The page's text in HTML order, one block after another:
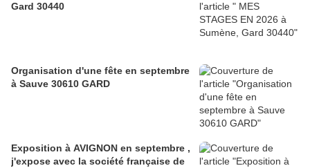
Gard 30440
Organisation d'une fête en septembre
à Sauve 30610 GARD
Exposition à AVIGNON en septembre ,
j'expose avec la société française de